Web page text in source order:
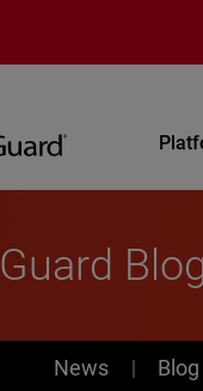
News
News Blog